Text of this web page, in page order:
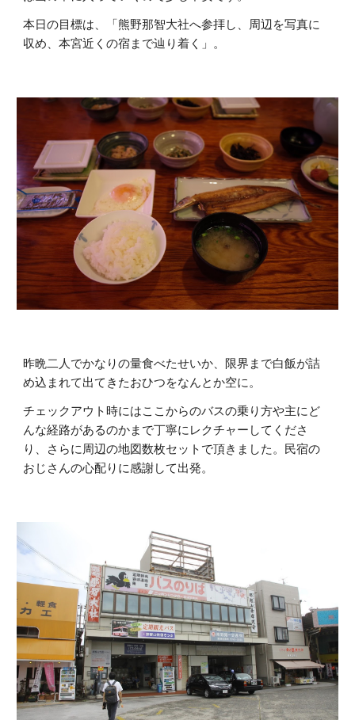
本日の目標は、「熊野那智大社へ参拝し、周辺を写真に
収め、本宮近くの宿まで辿り着く」。
昨晩二人でかなりの量食べたせいか、限界まで白飯が詰
め込まれて出てきたおひつをなんとか空に。
チェックアウト時にはここからのバスの乗り方や主にど
んな経路があるのかまで丁寧にレクチャーしてくださ
り、さらに周辺の地図数枚セットで頂きました。民宿の
おじさんの心配りに感謝して出発。